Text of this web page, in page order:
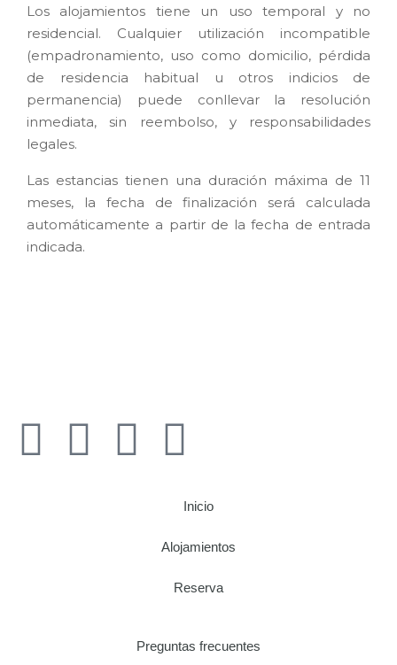
Los alojamientos tiene un uso temporal y no
residencial. Cualquier utilización incompatible
(empadronamiento, uso como domicilio, pérdida
de residencia habitual u otros indicios de
permanencia) puede conllevar la resolución
inmediata, sin reembolso, y responsabilidades
legales.
Las estancias tienen una duración máxima de 11
meses, la fecha de finalización será calculada
automáticamente a partir de la fecha de entrada
indicada.
Inicio
Alojamientos
Reserva
Preguntas frecuentes